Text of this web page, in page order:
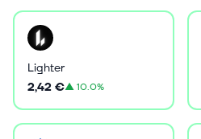
Lighter
2,42 €▲10.0%